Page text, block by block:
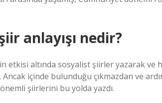
anlayışı nedir?
etkisi altında sosyalist şiirler yazarak
Ancak içinde bulunduğu çıkmazdan ve
şiirlerini bu yolda yazdı.